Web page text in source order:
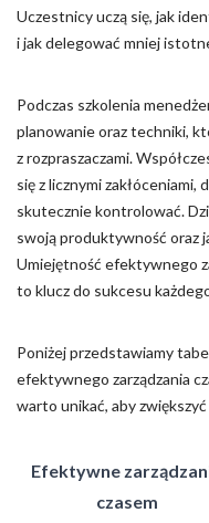
Uczestnicy uczą się, jak
i jak delegować mniej
Podczas szkolenia
planowanie oraz techniki,
z rozpraszaczami.
się z licznymi
skutecznie kontrolować.
swoją produktywność oraz
Umiejętność efektywnego
to klucz do sukcesu
Poniżej przedstawiamy
efektywnego zarządzania
warto unikać, aby
Efektywne
czasem